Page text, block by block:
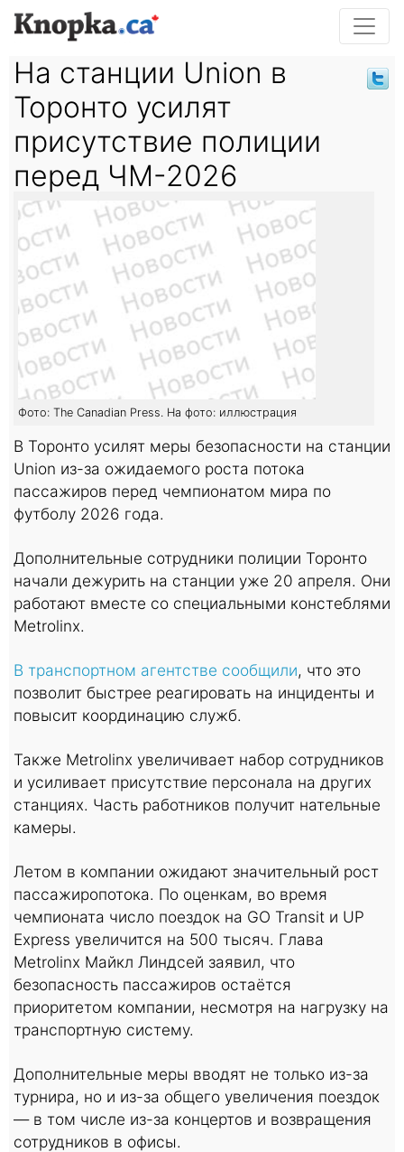
На станции Union в
Торонто усилят
присутствие полиции
перед ЧМ-2026
Фото: The Canadian Press. На фото: иллюстрация
В Торонто усилят меры безопасности на станции
Union из-за ожидаемого роста потока
пассажиров перед чемпионатом мира по
футболу 2026 года.
Дополнительные сотрудники полиции Торонто
начали дежурить на станции уже 20 апреля. Они
работают вместе со специальными констеблями
Metrolinx.
В транспортном агентстве сообщили, что это
позволит быстрее реагировать на инциденты и
повысит координацию служб.
Также Metrolinx увеличивает набор сотрудников
и усиливает присутствие персонала на других
станциях. Часть работников получит нательные
камеры.
Летом в компании ожидают значительный рост
пассажиропотока. По оценкам, во время
чемпионата число поездок на GO Transit и UP
Express увеличится на 500 тысяч. Глава
Metrolinx Майкл Линдсей заявил, что
безопасность пассажиров остаётся
приоритетом компании, несмотря на нагрузку на
транспортную систему.
Дополнительные меры вводят не только из-за
турнира, но и из-за общего увеличения поездок
— в том числе из-за концертов и возвращения
сотрудников в офисы.